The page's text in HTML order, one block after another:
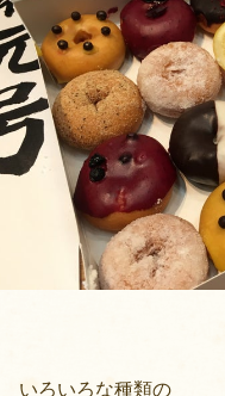
いろいろな種類の